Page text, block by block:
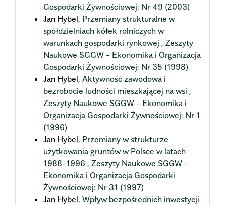
Gospodarki Żywnościowej: Nr 49 (2003)
Jan Hybel, Przemiany strukturalne w
spółdzielniach kółek rolniczych w
warunkach gospodarki rynkowej , Zeszyty
Naukowe SGGW - Ekonomika i Organizacja
Gospodarki Żywnościowej: Nr 35 (1998)
Jan Hybel, Aktywność zawodowa i
bezrobocie ludności mieszkającej na wsi ,
Zeszyty Naukowe SGGW - Ekonomika i
Organizacja Gospodarki Żywnościowej: Nr 1
(1996)
Jan Hybel, Przemiany w strukturze
użytkowania gruntów w Polsce w latach
1988-1996 , Zeszyty Naukowe SGGW -
Ekonomika i Organizacja Gospodarki
Żywnościowej: Nr 31 (1997)
Jan Hybel, Wpływ bezpośrednich inwestycji